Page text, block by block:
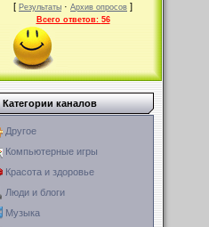
[ Результаты · Архив опросов ]
Всего ответов: 56
Категории каналов
Другое
Компьютерные игры
Красота и здоровье
Люди и блоги
Музыка